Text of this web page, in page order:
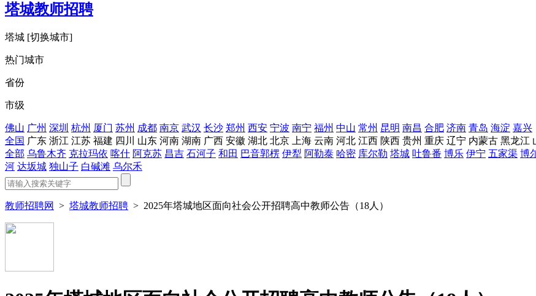
塔城教师招聘
塔城 [切换城市]
热门城市
省份
市级
佛山 广州 深圳 杭州 厦门 苏州 成都 南京 武汉 长沙 郑州 西安 宁波 南宁 福州 中山 常州 昆明 南昌 合肥 济南 青岛 海淀 嘉兴
全国 广东 浙江 江苏 福建 四川 山东 河南 湖南 广西 安徽 湖北 北京 上海 云南 河北 江西 陕西 贵州 重庆 辽宁 内蒙古 黑龙江
全部 乌鲁木齐 克拉玛依 喀什 阿克苏 昌吉 石河子 和田 巴音郭楞 伊犁 阿勒泰 哈密 库尔勒 塔城 吐鲁番 博乐 伊宁 五家渠 博
河 达坂城 独山子 白碱滩 乌尔禾
教师招聘网 > 塔城教师招聘 > 2025年塔城地区面向社会公开招聘高中教师公告（18人）